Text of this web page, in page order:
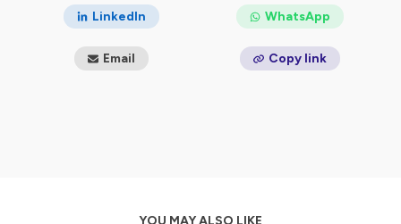
LinkedIn WhatsApp
Email Copy link
YOU MAY ALSO LIKE